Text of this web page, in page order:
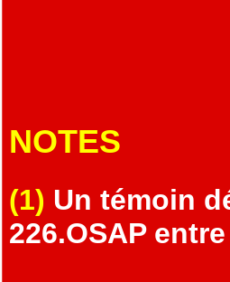
NOTES
(1) Un témoin
226.OSAP